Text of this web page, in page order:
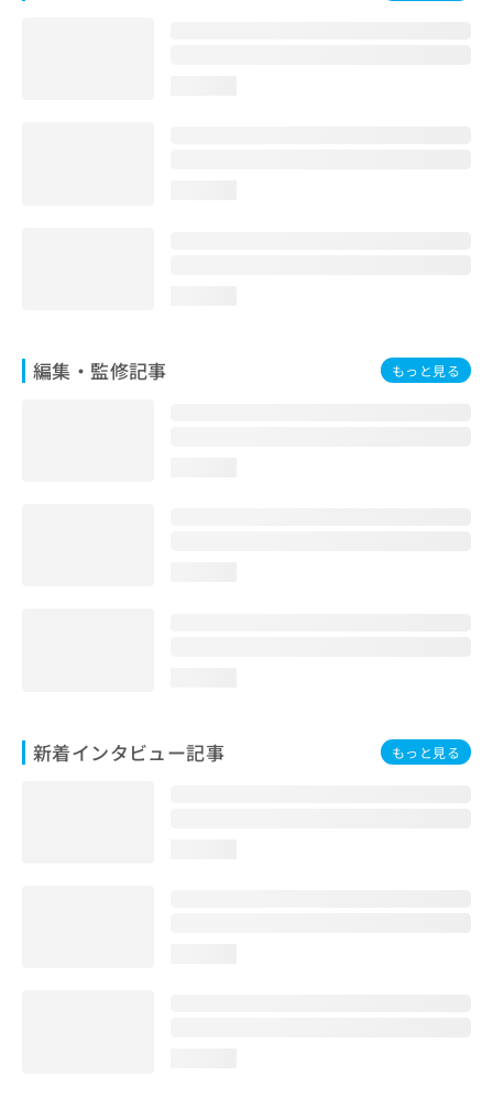
編集・監修記事 もっと見る
新着インタビュー記事 もっと見る